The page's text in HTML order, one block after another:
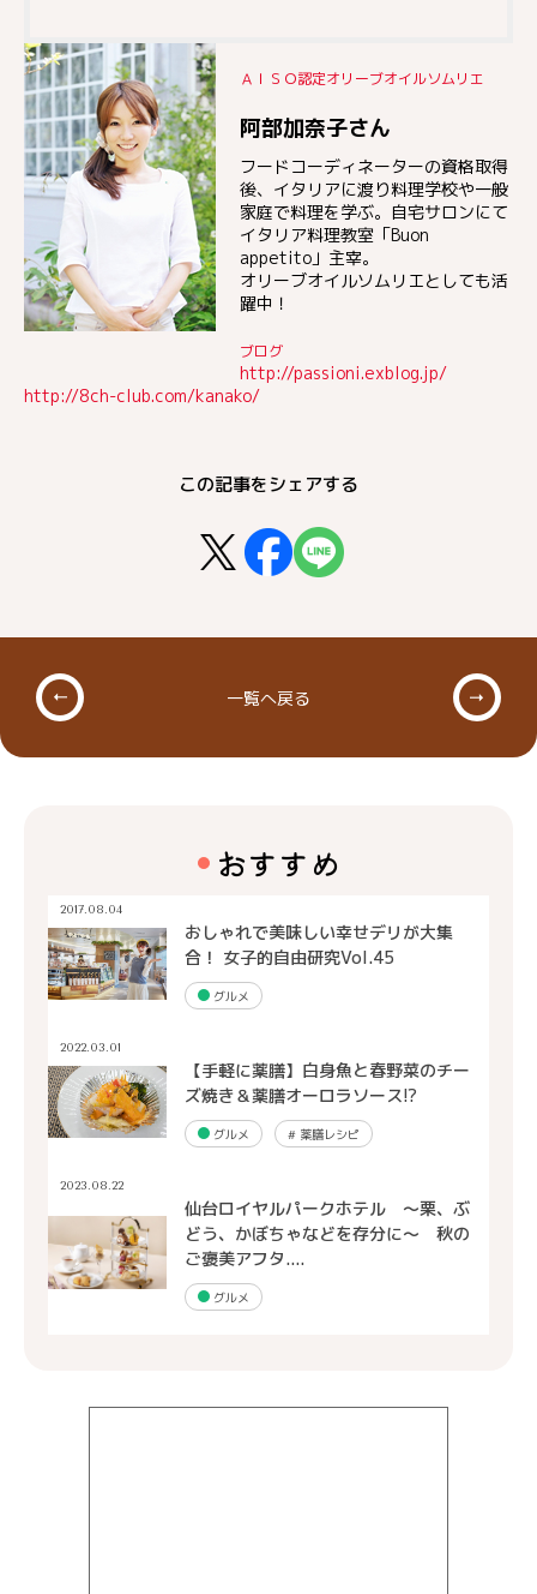
ＡＩＳＯ認定オリーブオイルソムリエ
阿部加奈子さん
フードコーディネーターの資格取得
後、イタリアに渡り料理学校や一般
家庭で料理を学ぶ。自宅サロンにて
イタリア料理教室「Buon
appetito」主宰。
オリーブオイルソムリエとしても活
躍中！
ブログ
http://passioni.exblog.jp/
http://8ch-club.com/kanako/
この記事をシェアする
一覧へ戻る
おすすめ
2017.08.04
おしゃれで美味しい幸せデリが大集
合！ 女子的自由研究Vol.45
グルメ
2022.03.01
【手軽に薬膳】白身魚と春野菜のチー
ズ焼き＆薬膳オーロラソース!?
グルメ #薬膳レシピ
2023.08.22
仙台ロイヤルパークホテル ～栗、ぶ
どう、かぼちゃなどを存分に～ 秋の
ご褒美アフタ....
グルメ